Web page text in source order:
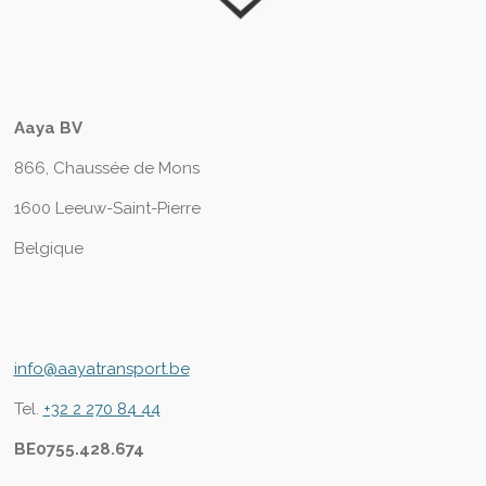
Aaya BV
866, Chaussée de Mons
1600 Leeuw-Saint-Pierre
Belgique
info@aayatransport.be
Tel. +32 2 270 84 44
BE0755.428.674